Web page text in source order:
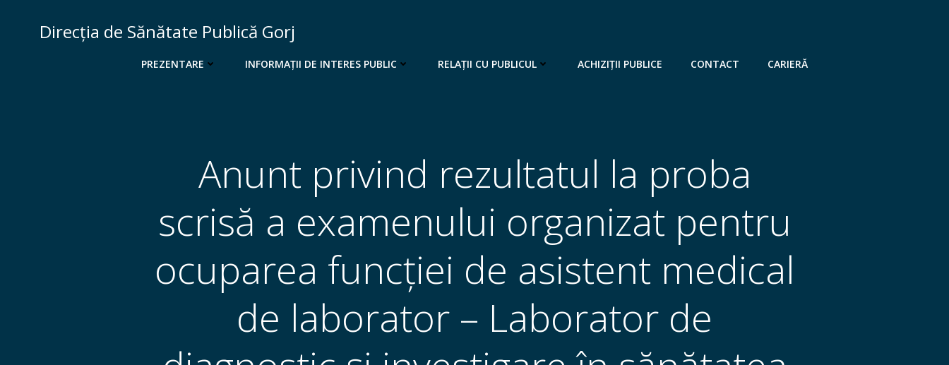
Direcția de Sănătate Publică Gorj
PREZENTARE INFORMAȚII DE INTERES PUBLIC RELAȚII CU PUBLICUL ACHIZIȚII PUBLICE CONTACT CARIERĂ
Anunt privind rezultatul la proba
scrisă a examenului organizat pentru
ocuparea funcției de asistent medical
de laborator – Laborator de